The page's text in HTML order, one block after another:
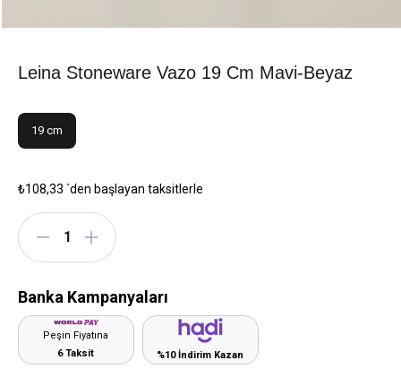
Leina Stoneware Vazo 19 Cm Mavi-Beyaz
19 cm
₺108,33 `den başlayan taksitlerle
Banka Kampanyaları
Peşin Fiyatına
6 Taksit
%10 İndirim Kazan